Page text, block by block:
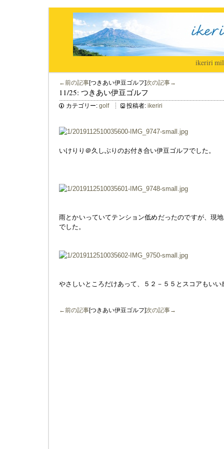
ikeriri|
←前の記事[つきあい伊豆ゴルフ]次の記事→
11/25: つきあい伊豆ゴルフ
カテゴリー: golf 投稿者: ikeriri
いけりり＠久しぶりのお付き合い伊豆ゴルフでした。
雨とかいっていてテンション低めだったのですが、現
でした。
やさしいところだけあって、５２－５５とスコアもいい
←前の記事[つきあい伊豆ゴルフ]次の記事→